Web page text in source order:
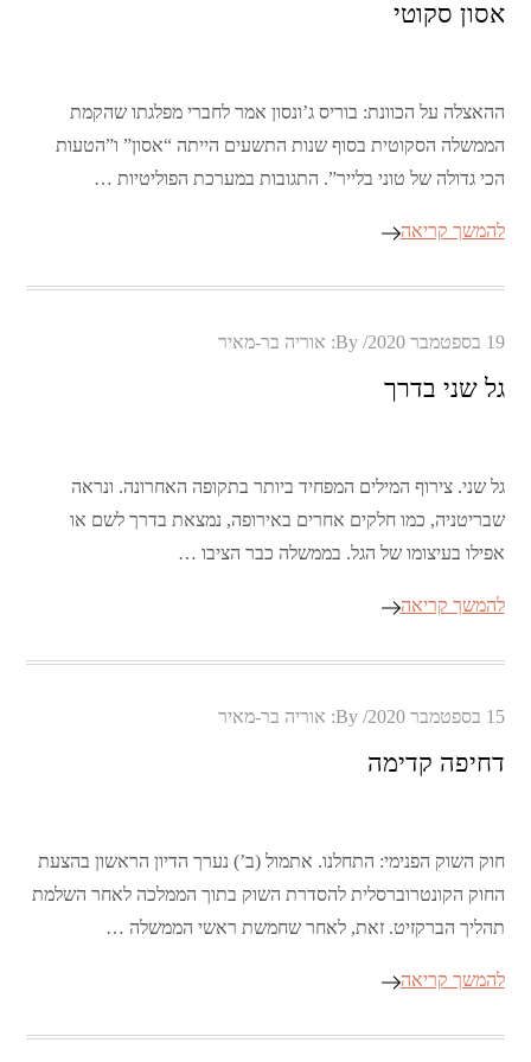
אסון סקוטי
ההאצלה על הכוונת: בוריס ג’ונסון אמר לחברי מפלגתו שהקמת
הממשלה הסקוטית בסוף שנות התשעים הייתה “אסון” ו”הטעות
הכי גדולה של טוני בלייר”. התגובות במערכת הפוליטיות …
להמשך קריאה
Posted
on
19 בספטמבר 2020 By: אוריה בר-מאיר
גל שני בדרך
גל שני. צירוף המילים המפחיד ביותר בתקופה האחרונה. ונראה
שבריטניה, כמו חלקים אחרים באירופה, נמצאת בדרך לשם או
אפילו בעיצומו של הגל. בממשלה כבר הציבו …
להמשך קריאה
Posted
15 בספטמבר 2020 By: אוריה בר-מאיר
דחיפה קדימה
חוק השוק הפנימי: התחלנו. אתמול (ב’) נערך הדיון הראשון בהצעת
החוק הקונטרוברסלית להסדרת השוק בתוך הממלכה לאחר השלמת
תהליך הברקזיט. זאת, לאחר שחמשת ראשי הממשלה …
להמשך קריאה